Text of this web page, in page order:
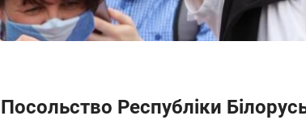
Посольство Республіки